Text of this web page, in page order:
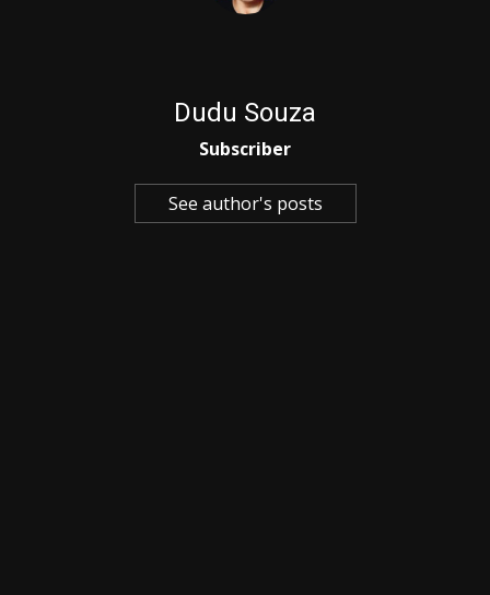
Dudu Souza
Subscriber
See author's posts